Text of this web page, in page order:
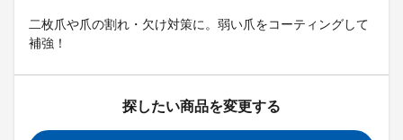
二枚爪や爪の割れ・欠け対策に。弱い爪をコーティングして
補強！
探したい商品を変更する